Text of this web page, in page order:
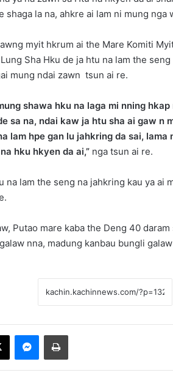
shaga la na, ahkre ai lam ni mung nga
myit hkrum ai the Mare Komiti
Sha Hku de ja htu na lam the
mung ndai zawn tsun ai re.
shawa hku na laga mi nning
sa na, ndai kaw ja htu sha ai gaw n
lam hpe gan lu jahkring da sai,
hku hkyen da ai,” nga tsun ai re.
na lam the seng na jahkring kau ya ai
Putao mare kaba the Deng 40
nna, madung kanbau bungli